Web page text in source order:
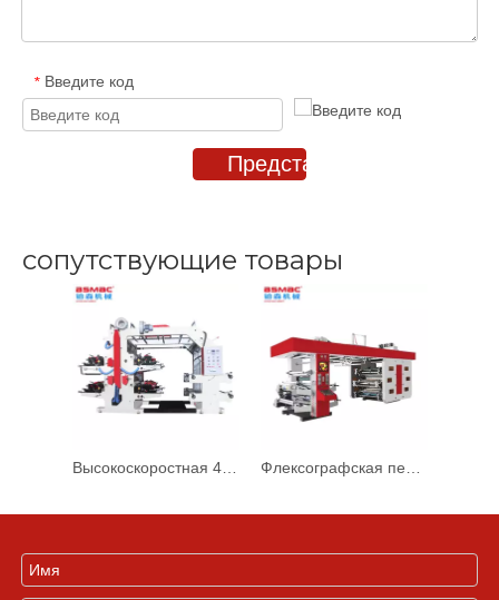
* Введите код
Представлять на
сопутствующие товары